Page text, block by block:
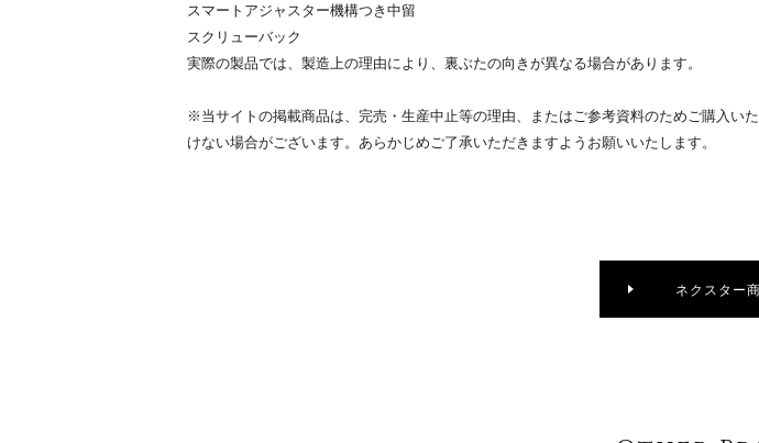
スマートアジャスター機構つき中留
スクリューバック
実際の製品では、製造上の理由により、裏ぶたの向きが異なる場合があります。
※当サイトの掲載商品は、完売・生産中止等の理由、またはご参考資料のためご購入い
けない場合がございます。あらかじめご了承いただきますようお願いいたします。
ネクスター